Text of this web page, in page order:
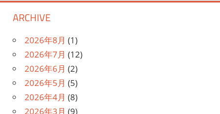
ARCHIVE
2026年8月 (1)
2026年7月 (12)
2026年6月 (2)
2026年5月 (5)
2026年4月 (8)
2026年3月 (9)